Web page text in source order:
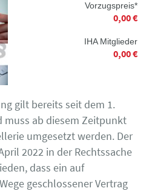
Vorzugspreis*
0,00 €
IHA Mitglieder
0,00 €
gilt bereits seit dem 1.
muss ab diesem Zeitpunkt
umgesetzt werden. Der
2022 in der Rechtssache
dass ein auf
geschlossener Vertrag